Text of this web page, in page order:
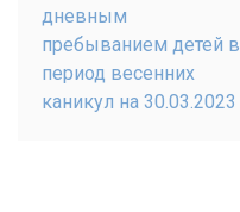
дневным
пребыванием детей в
период весенних
каникул на 30.03.2023